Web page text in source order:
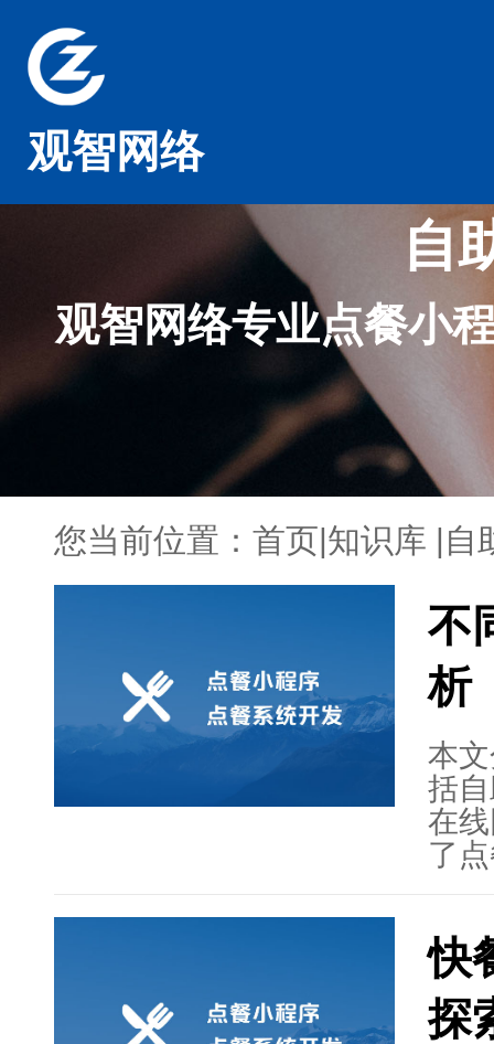
观智网络
自
观智网络专业点餐小
您当前位置： 首页|知识库 | 自
不
析
本
括
在
了
的
餐
领
快
探